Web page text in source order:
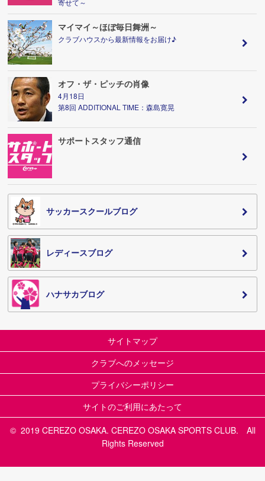
マイマイ～ほぼ毎日舞洲～
クラブハウスから最新情報をお届け♪
オフ・ザ・ピッチの肖像
4月18日
第8回 ADDITIONAL TIME：森島寛晃
サポートスタッフ通信
サッカースクールブログ
レディースブログ
ハナサカブログ
サイトマップ
クラブへのメッセージ
プライバシーポリシー
サイトのご利用にあたって
© 2019 CEREZO OSAKA. CEREZO OSAKA SPORTS CLUB. All
Rights Reserved